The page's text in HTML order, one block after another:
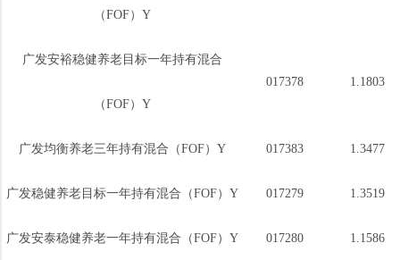
（FOF）Y
广发安裕稳健养老目标一年持有混合
（FOF）Y
017378 1.1803
广发均衡养老三年持有混合（FOF）Y 017383 1.3477
广发稳健养老目标一年持有混合（FOF）Y 017279 1.3519
广发安泰稳健养老一年持有混合（FOF）Y 017280 1.1586